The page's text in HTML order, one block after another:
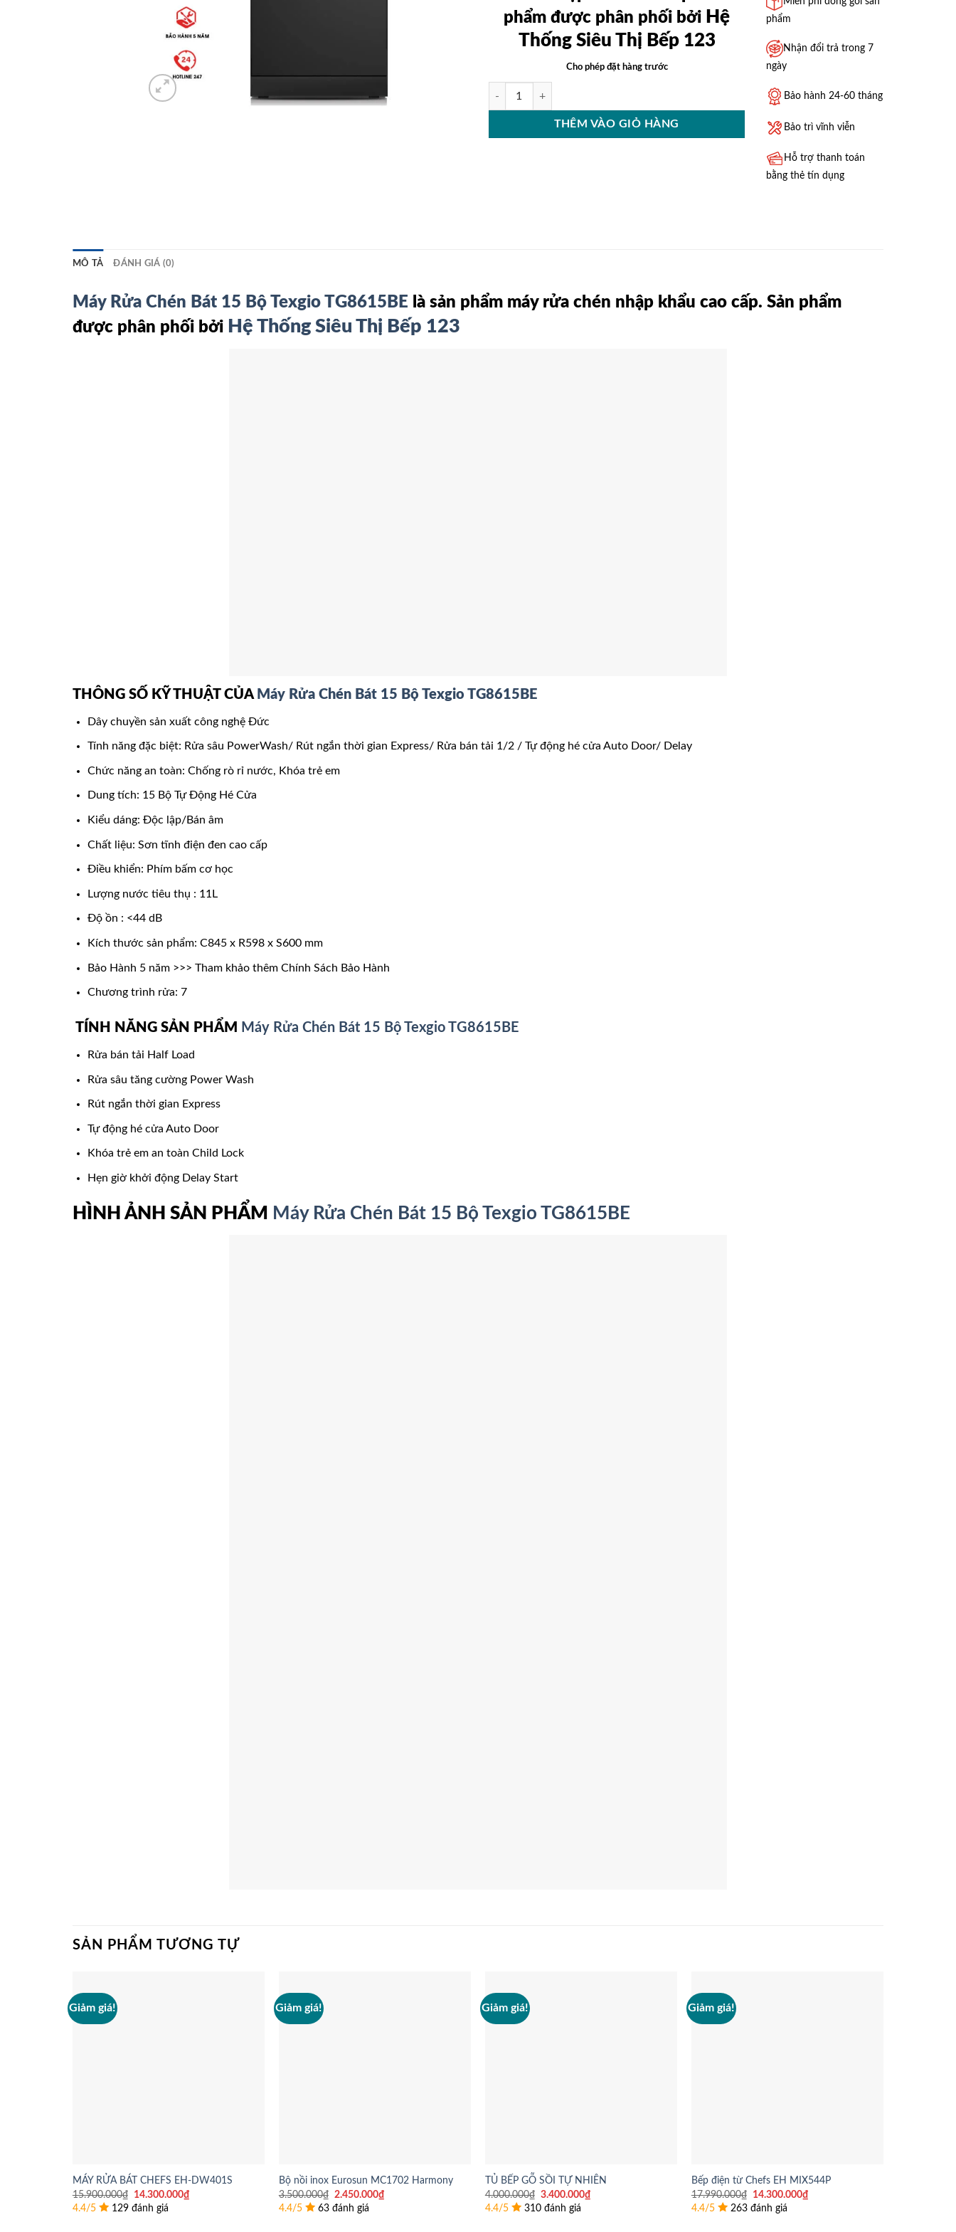
phẩm được phân phối bởi Hệ
Thống Siêu Thị Bếp 123
Cho phép đặt hàng trước
Máy Rửa Chén Bát 15 Bộ Texgio TG8615BE -Tự động hé cửa số lượng
THÊM VÀO GIỎ HÀNG
phẩm
Nhận đổi trả trong 7
ngày
Bảo hành 24-60 tháng
Bảo trì vĩnh viễn
Hỗ trợ thanh toán
bằng thẻ tín dụng
MÔ TẢ ĐÁNH GIÁ (0)
Máy Rửa Chén Bát 15 Bộ Texgio TG8615BE là sản phẩm máy rửa chén nhập khẩu cao cấp. Sản phẩm
được phân phối bởi Hệ Thống Siêu Thị Bếp 123
THÔNG SỐ KỸ THUẬT CỦA Máy Rửa Chén Bát 15 Bộ Texgio TG8615BE
Dây chuyền sản xuất công nghệ Đức
Tính năng đặc biệt: Rửa sâu PowerWash/ Rút ngắn thời gian Express/ Rửa bán tải 1/2 / Tự động hé cửa Auto Door/ Delay
Chức năng an toàn: Chống rò rỉ nước, Khóa trẻ em
Dung tích: 15 Bộ Tự Động Hé Cửa
Kiểu dáng: Độc lập/Bán âm
Chất liệu: Sơn tĩnh điện đen cao cấp
Điều khiển: Phím bấm cơ học
Lượng nước tiêu thụ : 11L
Độ ồn : <44 dB
Kích thước sản phẩm: C845 x R598 x S600 mm
Bảo Hành 5 năm >>> Tham khảo thêm Chính Sách Bảo Hành
Chương trình rửa: 7
TÍNH NĂNG SẢN PHẨM Máy Rửa Chén Bát 15 Bộ Texgio TG8615BE
Rửa bán tải Half Load
Rửa sâu tăng cường Power Wash
Rút ngắn thời gian Express
Tự động hé cửa Auto Door
Khóa trẻ em an toàn Child Lock
Hẹn giờ khởi động Delay Start
HÌNH ẢNH SẢN PHẨM Máy Rửa Chén Bát 15 Bộ Texgio TG8615BE
SẢN PHẨM TƯƠNG TỰ
Giảm giá!
MÁY RỬA BÁT CHEFS EH-DW401S
15.900.000₫
Giá
gốc
là:
14.300.000₫
4.4/5 129 đánh giá
Giảm giá!
Bộ nồi inox Eurosun MC1702 Harmony
3.500.000₫
Giá
gốc
là:
2.450.000₫
4.4/5 63 đánh giá
Giảm giá!
TỦ BẾP GỖ SỒI TỰ NHIÊN
4.000.000₫ Giá
gốc
là:
3.400.000₫
4.4/5 310 đánh giá
Giảm giá!
Bếp điện từ Chefs EH MIX544P
17.990.000₫
Giá
gốc
là:
14.300.000₫
4.4/5 263 đánh giá